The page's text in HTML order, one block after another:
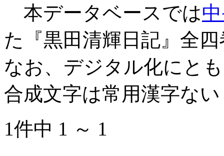
本データベースでは
た『黒田清輝日記』全
なお、デジタル化にと
合成文字は常用漢字な
1件中 1 ～ 1